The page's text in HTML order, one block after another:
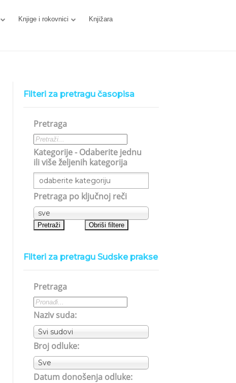
Knjige i rokovnici Knjižara
Filteri za pretragu časopisa
Pretraga
Kategorije - Odaberite jednu
ili više željenih kategorija
Pretraga po ključnoj reči
sve
Filteri za pretragu Sudske prakse
Pretraga
Naziv suda:
Svi sudovi
Broj odluke:
Sve
Datum donošenja odluke: